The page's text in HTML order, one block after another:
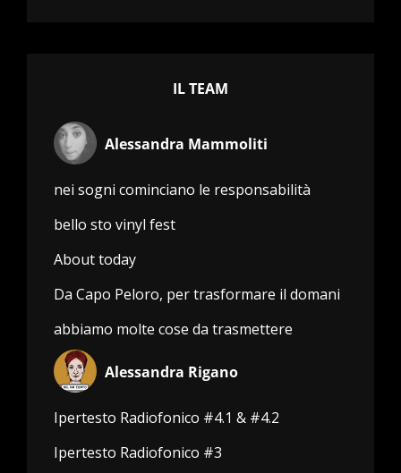
IL TEAM
Alessandra Mammoliti
nei sogni cominciano le responsabilità
bello sto vinyl fest
About today
Da Capo Peloro, per trasformare il domani
abbiamo molte cose da trasmettere
Alessandra Rigano
Ipertesto Radiofonico #4.1 & #4.2
Ipertesto Radiofonico #3